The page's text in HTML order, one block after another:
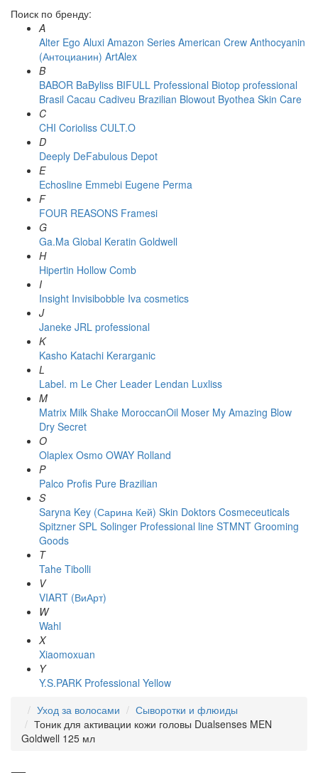
Поиск по бренду:
A
Alter Ego Aluxi Amazon Series American Crew Anthocyanin
(Антоцианин) ArtAlex
B
BABOR BaByliss BIFULL Professional Biotop professional
Brasil Cacau Сadiveu Brazilian Blowout Byothea Skin Care
C
CHI Corioliss CULT.O
D
Deeply DeFabulous Depot
E
Echosline Emmebi Eugene Perma
F
FOUR REASONS Framesi
G
Ga.Ma Global Keratin Goldwell
H
Hipertin Hollow Comb
I
Insight Invisibobble Iva cosmetics
J
Janeke JRL professional
K
Kasho Katachi Kerarganic
L
Label. m Le Cher Leader Lendan Luxliss
M
Matrix Milk Shake MoroccanOil Moser My Amazing Blow
Dry Secret
O
Olaplex Osmo OWAY Rolland
P
Palco Profis Pure Brazilian
S
Saryna Key (Сарина Кей) Skin Doktors Cosmeceuticals
Spitzner SPL Solinger Professional line STMNT Grooming
Goods
T
Tahe Tibolli
V
VIART (ВиАрт)
W
Wahl
X
Xiaomoxuan
Y
Y.S.PARK Professional Yellow
Уход за волосами
Сыворотки и флюиды
Тоник для активации кожи головы Dualsenses MEN
Goldwell 125 мл